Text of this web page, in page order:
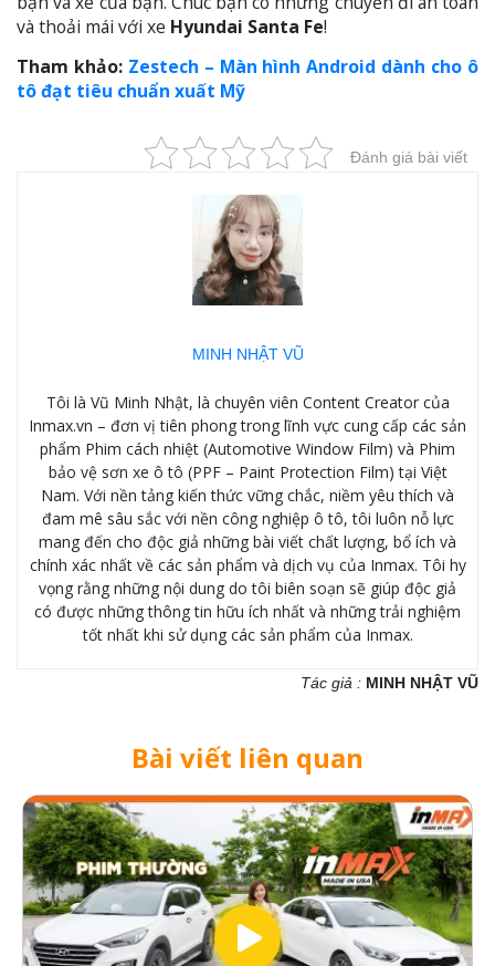
và thoải mái với xe Hyundai Santa Fe!
Tham khảo: Zestech – Màn hình Android dành cho ô
tô đạt tiêu chuẩn xuất Mỹ
Đánh giá bài viết
MINH NHẬT VŨ
Tôi là Vũ Minh Nhật, là chuyên viên Content Creator của
Inmax.vn – đơn vị tiên phong trong lĩnh vực cung cấp các sản
phẩm Phim cách nhiệt (Automotive Window Film) và Phim
bảo vệ sơn xe ô tô (PPF – Paint Protection Film) tại Việt
Nam. Với nền tảng kiến thức vững chắc, niềm yêu thích và
đam mê sâu sắc với nền công nghiệp ô tô, tôi luôn nỗ lực
mang đến cho độc giả những bài viết chất lượng, bổ ích và
chính xác nhất về các sản phẩm và dịch vụ của Inmax. Tôi hy
vọng rằng những nội dung do tôi biên soạn sẽ giúp độc giả
có được những thông tin hữu ích nhất và những trải nghiệm
tốt nhất khi sử dụng các sản phẩm của Inmax.
Tác giả : MINH NHẬT VŨ
Bài viết liên quan